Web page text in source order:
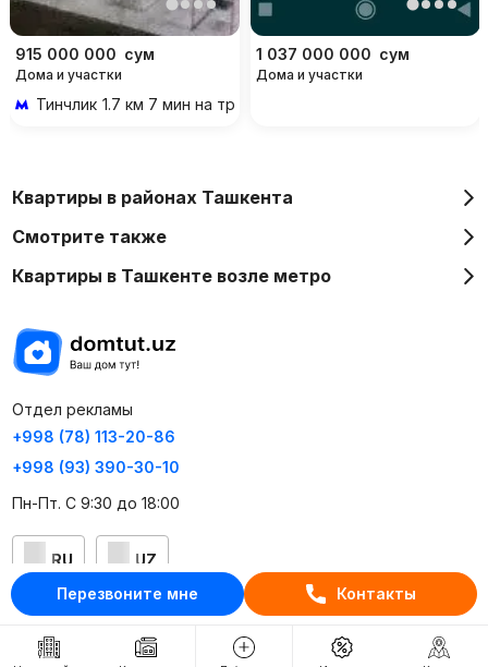
Перезвоните мне Контакты
915 000 000 сум
Дома и участки
Тинчлик 1.7 км 7 мин на транспорте
1 037 000 000 сум
Дома и участки
Квартиры в районах Ташкента
Смотрите также
Квартиры в Ташкенте возле метро
Отдел рекламы
+998 (78) 113-20-86
+998 (93) 390-30-10
Пн-Пт. С 9:30 до 18:00
RU UZ
Контакты
О проекте